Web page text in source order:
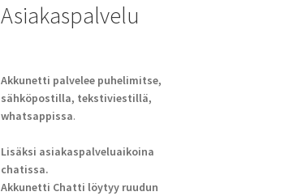
Asiakaspalvelu
Akkunetti palvelee puhelimitse,
sähköpostilla, tekstiviestillä,
whatsappissa.
Lisäksi asiakaspalveluaikoina
chatissa.
Akkunetti Chatti löytyy ruudun